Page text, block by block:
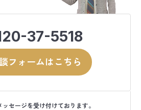
37-5518
フォームはこちら
セージを受け付けております。